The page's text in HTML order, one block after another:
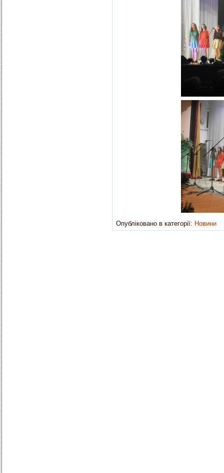
Опубліковано в категорії: Новини